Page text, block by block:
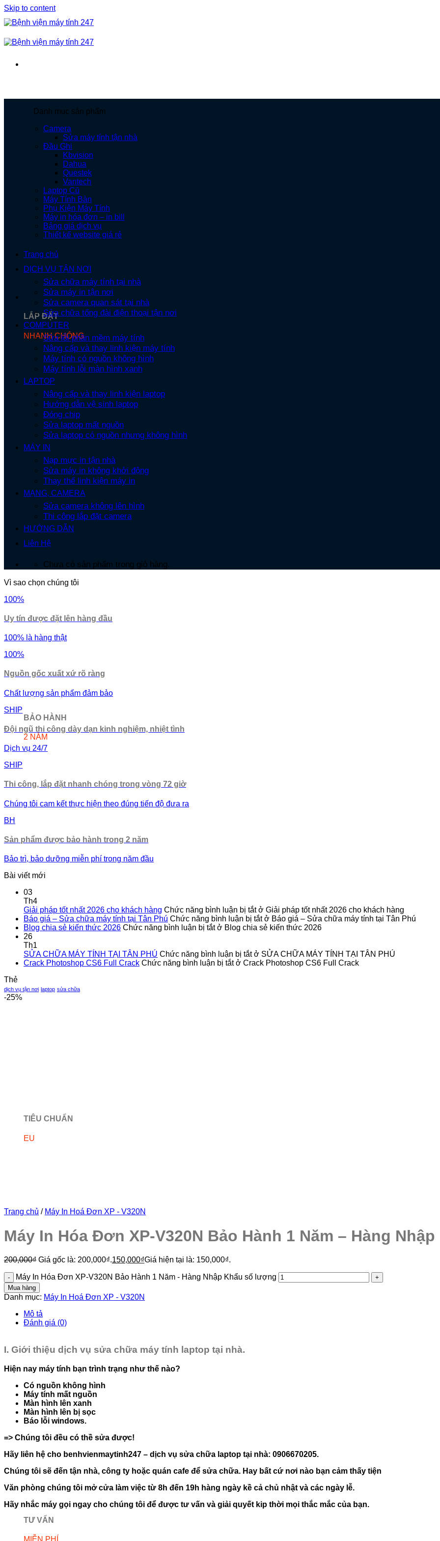
Skip to content
LẮP ĐẶT
NHANH CHÓNG
BẢO HÀNH
2 NĂM
TIÊU CHUẨN
EU
TƯ VẤN
Danh mục sản phẩm
Camera
Sửa máy tính tận nhà
Đầu Ghi
Kbvision
Dahua
Questek
Vantech
Laptop Cũ
Máy Tính Bàn
Phụ Kiện Máy Tính
Máy in hóa đơn – in bill
Bảng giá dịch vụ
Thiết kế website giá rẻ
Trang chủ
DỊCH VỤ TẬN NƠI
Sửa chữa máy tính tại nhà
Sửa máy in tận nơi
Sửa camera quan sát tại nhà
Sửa chữa tổng đài điện thoại tận nơi
COMPUTER
Sửa lỗi phần mềm máy tính
Nâng cấp và thay linh kiện máy tính
Máy tính có nguồn không hình
Máy tính lỗi màn hình xanh
LAPTOP
Nâng cấp và thay linh kiện laptop
Hướng dẫn vệ sinh laptop
Đóng chip
Sửa laptop mất nguồn
Sửa laptop có nguồn nhưng không hình
MÁY IN
Nạp mực in tận nhà
Sửa máy in không khởi động
Thay thế linh kiện máy in
MẠNG, CAMERA
Sửa camera không lên hình
Thi công lắp đặt camera
HƯỚNG DẪN
Liên Hệ
Chưa có sản phẩm trong giỏ hàng.
Vì sao chọn chúng tôi
100%
Uy tín được đặt lên hàng đầu
100% là hàng thật
100%
Nguồn gốc xuất xứ rõ ràng
Chất lượng sản phẩm đảm bảo
SHIP
Đội ngũ thi công dày dạn kinh nghiệm, nhiệt tình
Dịch vụ 24/7
SHIP
Thi công, lắp đặt nhanh chóng trong vòng 72 giờ
Chúng tôi cam kết thực hiện theo đúng tiến độ đưa ra
BH
Sản phẩm được bảo hành trong 2 năm
Bảo trì, bảo dưỡng miễn phí trong năm đầu
Bài viết mới
03
Th4
Giải pháp tốt nhất 2026 cho khách hàng Chức năng bình luận bị tắtở Giải pháp tốt nhất 2026 cho khách hàng
Báo giá – Sửa chữa máy tính tại Tân Phú Chức năng bình luận bị tắtở Báo giá – Sửa chữa máy tính tại Tân Phú
Blog chia sẻ kiến thức 2026 Chức năng bình luận bị tắtở Blog chia sẻ kiến thức 2026
26
Th1
SỬA CHỮA MÁY TÍNH TẠI TÂN PHÚ Chức năng bình luận bị tắtở SỬA CHỮA MÁY TÍNH TẠI TÂN PHÚ
Crack Photoshop CS6 Full Crack Chức năng bình luận bị tắtở Crack Photoshop CS6 Full Crack
Thẻ
dịch vụ tận nơi laptop sửa chữa
-25%
Trang chủ / Máy In Hoá Đơn XP - V320N
Máy In Hóa Đơn XP-V320N Bảo Hành 1 Năm – Hàng
200,000₫ Giá gốc là: 200,000₫.150,000₫Giá hiện tại là: 150,000₫.
Máy In Hóa Đơn XP-V320N Bảo Hành 1 Năm - Hàng Nhập Khẩu số lượng
Mua hàng
Danh mục: Máy In Hoá Đơn XP - V320N
Mô tả
Đánh giá (0)
I. Giới thiệu dịch vụ sửa chữa máy tính laptop tại nhà.
Hiện nay máy tính bạn trình trạng như thế nào?
Có nguồn không hình
Máy tính mất nguồn
Màn hình lên xanh
Màn hình lên bị sọc
Báo lỗi windows.
=> Chúng tôi đều có thề sửa được!
Hãy liên hệ cho benhvienmaytinh247 – dịch vụ sửa chữa laptop tại nhà: 0906670205.
Chúng tôi sẽ đến tận nhà, công ty hoặc quán cafe để sửa chữa. Hay bất cứ nơi nào bạn cảm thấy tiện
Văn phòng chúng tôi mở cửa làm việc từ 8h đến 19h hàng ngày kề cả chủ nhật và các ngày lễ.
Hãy nhắc máy gọi ngay cho chúng tôi để được tư vấn và giải quyết kip thời mọi thắc mắc của bạn.